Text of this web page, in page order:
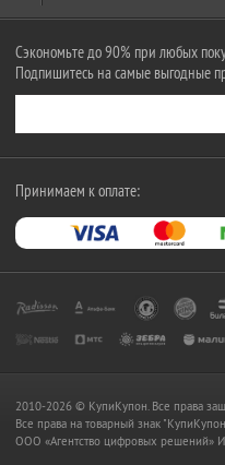
Сэкономьте до 90% при любых
Подпишитесь на самые выгодные
Принимаем к оплате:
2010-2026 © КупиКупон. Все права
Все права на товарный знак
OOO «Агентство цифровых